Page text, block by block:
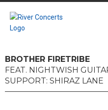
BROTHER FIRETRIBE
FEAT. NIGHTWISH
SUPPORT: SHIRAZ LANE